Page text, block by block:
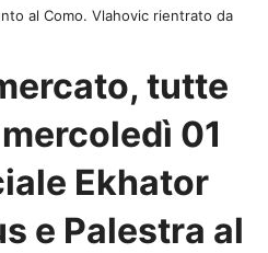
al Como. Vlahovic rientrato da
tutte
01
Ekhator
e Palestra al